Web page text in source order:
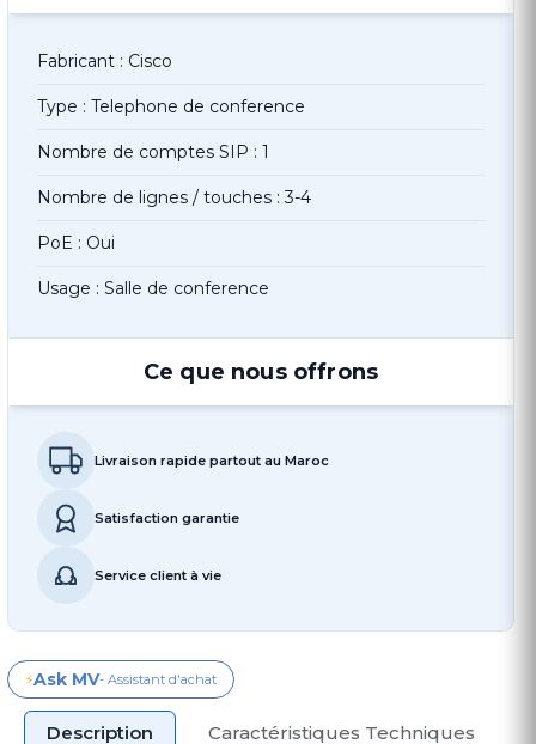
Fabricant : Cisco
Type : Telephone de conference
Nombre de comptes SIP : 1
Nombre de lignes / touches : 3-4
PoE : Oui
Usage : Salle de conference
Ce que nous offrons
Livraison rapide partout au Maroc
Satisfaction garantie
Service client à vie
⚡Ask MV- Assistant d'achat
Description Caractéristiques Techniques